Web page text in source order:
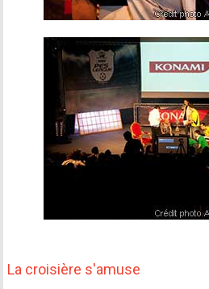
La croisière s'amuse